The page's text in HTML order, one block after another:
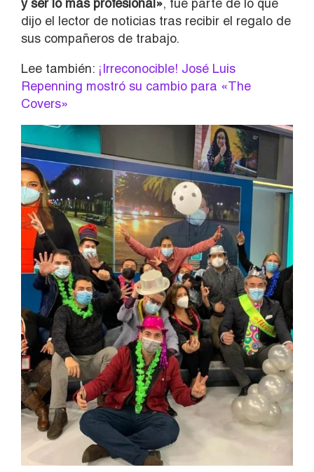
y ser lo más profesional», fue parte de lo que
dijo el lector de noticias tras recibir el regalo de
sus compañeros de trabajo.
Lee también: ¡Irreconocible! José Luis
Repenning mostró su cambio para «The
Covers»